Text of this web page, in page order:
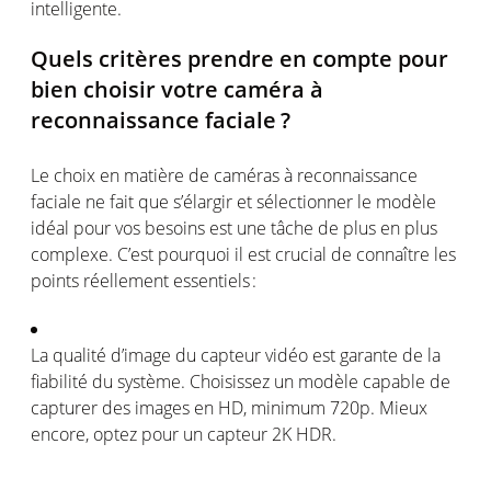
intelligente.
Quels critères prendre en compte pour
bien choisirvotre caméra à
reconnaissance faciale?
Le choix en matière de camérasà reconnaissance
faciale ne fait que s’élargir etsélectionner le modèle
idéal pourvos besoins est une tâche de plus en plus
complexe. C’est pourquoi il est crucial de connaître les
points réellement essentiels:
La qualité d’image du capteurvidéo est garante de la
fiabilité du système. Choisissez un modèle capable de
capturer des images en HD, minimum 720p. Mieux
encore, optez pour un capteur 2K HDR.